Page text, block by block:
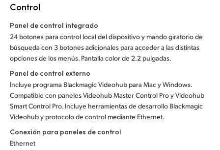
Control
Panel de control integrado
24 botones para control local del dispositivo y mando giratorio de
búsqueda con 3 botones adicionales para acceder a las distintas
opciones de los menús. Pantalla color de 2.2 pulgadas.
Panel de control externo
Incluye programa Blackmagic Videohub para Mac y Windows.
Compatible con paneles Videohub Master Control Pro y Videohub
Smart Control Pro. Incluye herramientas de desarrollo Blackmagic
Videohub y protocolo de control mediante Ethernet.
Conexión para paneles de control
Ethernet